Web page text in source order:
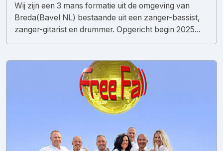
Wij zijn een 3 mans formatie uit de omgeving van
Breda(Bavel NL) bestaande uit een zanger-bassist,
zanger-gitarist en drummer. Opgericht begin 2025...